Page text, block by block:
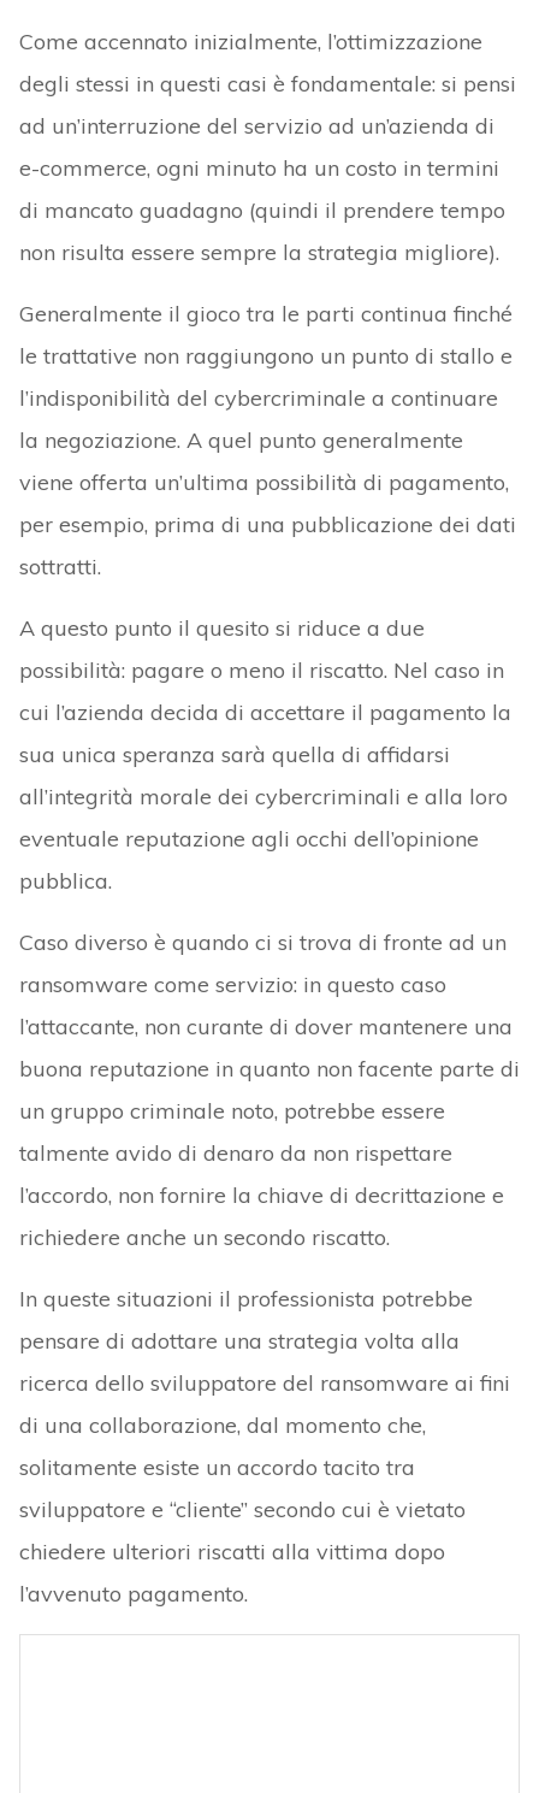
Come accennato inizialmente, l’ottimizzazione
degli stessi in questi casi è fondamentale: si pensi
ad un’interruzione del servizio ad un’azienda di
e-commerce, ogni minuto ha un costo in termini
di mancato guadagno (quindi il prendere tempo
non risulta essere sempre la strategia migliore).
Generalmente il gioco tra le parti continua finché
le trattative non raggiungono un punto di stallo e
l’indisponibilità del cybercriminale a continuare
la negoziazione. A quel punto generalmente
viene offerta un’ultima possibilità di pagamento,
per esempio, prima di una pubblicazione dei dati
sottratti.
A questo punto il quesito si riduce a due
possibilità: pagare o meno il riscatto. Nel caso in
cui l’azienda decida di accettare il pagamento la
sua unica speranza sarà quella di affidarsi
all’integrità morale dei cybercriminali e alla loro
eventuale reputazione agli occhi dell’opinione
pubblica.
Caso diverso è quando ci si trova di fronte ad un
ransomware come servizio: in questo caso
l’attaccante, non curante di dover mantenere una
buona reputazione in quanto non facente parte di
un gruppo criminale noto, potrebbe essere
talmente avido di denaro da non rispettare
l’accordo, non fornire la chiave di decrittazione e
richiedere anche un secondo riscatto.
In queste situazioni il professionista potrebbe
pensare di adottare una strategia volta alla
ricerca dello sviluppatore del ransomware ai fini
di una collaborazione, dal momento che,
solitamente esiste un accordo tacito tra
sviluppatore e “cliente” secondo cui è vietato
chiedere ulteriori riscatti alla vittima dopo
l’avvenuto pagamento.